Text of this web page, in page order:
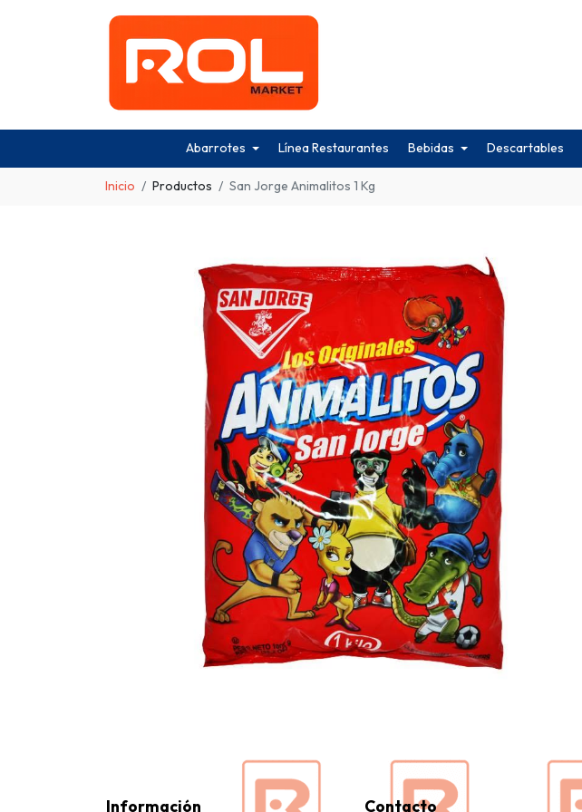
Abarrotes Línea Restaurantes Bebidas Descartables
Inicio Productos San Jorge Animalitos 1 Kg
Información Contacto